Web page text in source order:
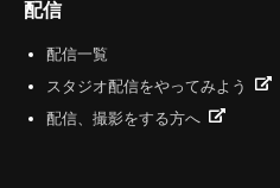
配信
配信一覧
スタジオ配信をやってみよう
配信、撮影をする方へ